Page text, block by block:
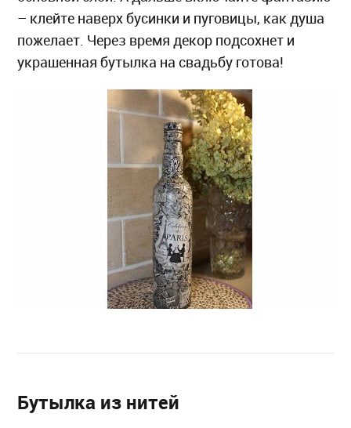
– клейте наверх бусинки и пуговицы, как душа
пожелает. Через время декор подсохнет и
украшенная бутылка на свадьбу готова!
Бутылка из нитей